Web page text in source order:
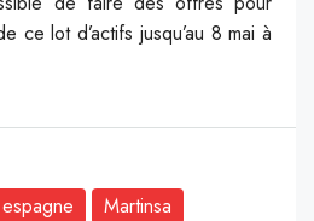
ce lot d’actifs jusqu’au 8 mai à
Martinsa